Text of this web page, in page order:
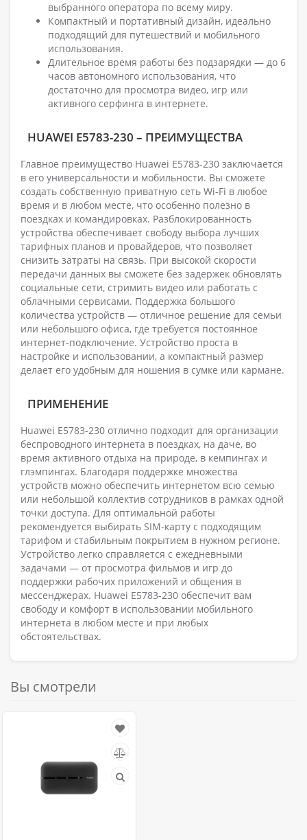
выбранного оператора по всему миру.
Компактный и портативный дизайн, идеально
подходящий для путешествий и мобильного
использования.
Длительное время работы без подзарядки — до 6
часов автономного использования, что
достаточно для просмотра видео, игр или
активного серфинга в интернете.
HUAWEI E5783-230 – ПРЕИМУЩЕСТВА
Главное преимущество Huawei E5783-230 заключается
в его универсальности и мобильности. Вы сможете
создать собственную приватную сеть Wi-Fi в любое
время и в любом месте, что особенно полезно в
поездках и командировках. Разблокированность
устройства обеспечивает свободу выбора лучших
тарифных планов и провайдеров, что позволяет
снизить затраты на связь. При высокой скорости
передачи данных вы сможете без задержек обновлять
социальные сети, стримить видео или работать с
облачными сервисами. Поддержка большого
количества устройств — отличное решение для семьи
или небольшого офиса, где требуется постоянное
интернет-подключение. Устройство проста в
настройке и использовании, а компактный размер
делает его удобным для ношения в сумке или кармане.
ПРИМЕНЕНИЕ
Huawei E5783-230 отлично подходит для организации
беспроводного интернета в поездках, на даче, во
время активного отдыха на природе, в кемпингах и
глэмпингах. Благодаря поддержке множества
устройств можно обеспечить интернетом всю семью
или небольшой коллектив сотрудников в рамках одной
точки доступа. Для оптимальной работы
рекомендуется выбирать SIM-карту с подходящим
тарифом и стабильным покрытием в нужном регионе.
Устройство легко справляется с ежедневными
задачами — от просмотра фильмов и игр до
поддержки рабочих приложений и общения в
мессенджерах. Huawei E5783-230 обеспечит вам
свободу и комфорт в использовании мобильного
интернета в любом месте и при любых
обстоятельствах.
Вы смотрели